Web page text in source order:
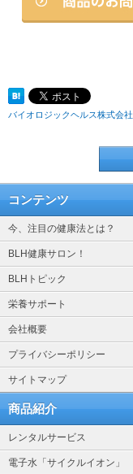
バイオロジックヘルス株式会社
コンテンツ
今、注目の健康法とは？
BLH健康サロン！
BLHトピック
栄養サポート
会社概要
プライバシーポリシー
サイトマップ
商品紹介
レンタルサービス
電子水「サイクルイオン」